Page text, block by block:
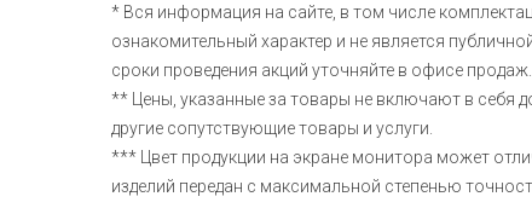
* Вся информация на сайте, в том числе
ознакомительный характер и не является
сроки проведения акций уточняйте в офисе продаж.
** Цены, указанные за товары не включают в себя
другие сопутствующие товары и услуги.
*** Цвет продукции на экране монитора может
изделий передан с максимальной степенью